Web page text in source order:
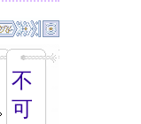
不
可